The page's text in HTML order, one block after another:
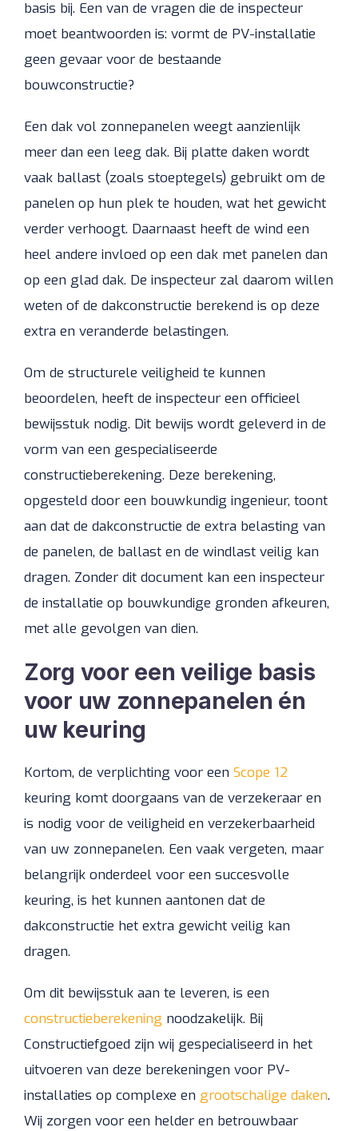
basis bij. Een van de vragen die de inspecteur
moet beantwoorden is: vormt de PV-installatie
geen gevaar voor de bestaande
bouwconstructie?
Een dak vol zonnepanelen weegt aanzienlijk
meer dan een leeg dak. Bij platte daken wordt
vaak ballast (zoals stoeptegels) gebruikt om de
panelen op hun plek te houden, wat het gewicht
verder verhoogt. Daarnaast heeft de wind een
heel andere invloed op een dak met panelen dan
op een glad dak. De inspecteur zal daarom willen
weten of de dakconstructie berekend is op deze
extra en veranderde belastingen.
Om de structurele veiligheid te kunnen
beoordelen, heeft de inspecteur een officieel
bewijsstuk nodig. Dit bewijs wordt geleverd in de
vorm van een gespecialiseerde
constructieberekening. Deze berekening,
opgesteld door een bouwkundig ingenieur, toont
aan dat de dakconstructie de extra belasting van
de panelen, de ballast en de windlast veilig kan
dragen. Zonder dit document kan een inspecteur
de installatie op bouwkundige gronden afkeuren,
met alle gevolgen van dien.
Zorg voor een veilige basis
voor uw zonnepanelen én
uw keuring
Kortom, de verplichting voor een Scope 12
keuring komt doorgaans van de verzekeraar en
is nodig voor de veiligheid en verzekerbaarheid
van uw zonnepanelen. Een vaak vergeten, maar
belangrijk onderdeel voor een succesvolle
keuring, is het kunnen aantonen dat de
dakconstructie het extra gewicht veilig kan
dragen.
Om dit bewijsstuk aan te leveren, is een
constructieberekening noodzakelijk. Bij
Constructiefgoed zijn wij gespecialiseerd in het
uitvoeren van deze berekeningen voor PV-
installaties op complexe en grootschalige daken.
Wij zorgen voor een helder en betrouwbaar